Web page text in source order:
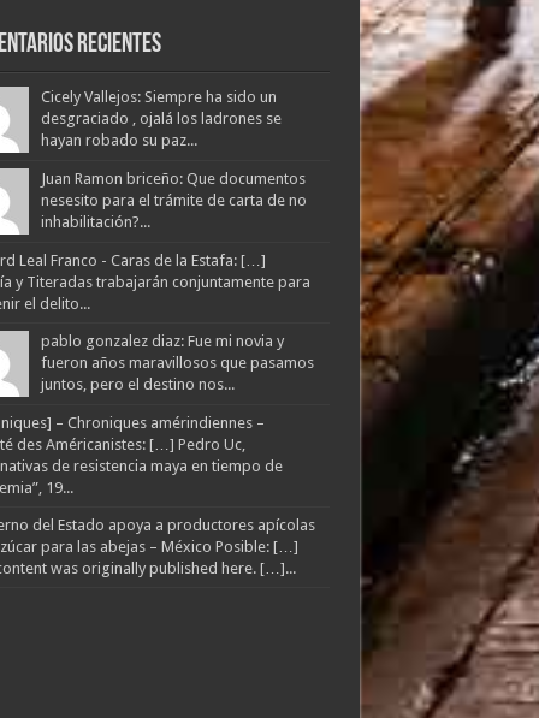
Recientes
Cicely Vallejos: Siempre ha sido un
desgraciado , ojalá los ladrones se
hayan robado su paz...
Juan Ramon briceño: Que documentos
nesesito para el trámite de carta de no
inhabilitación?...
Leal Franco - Caras de la Estafa: […]
y Titeradas trabajarán conjuntamente para
el delito...
pablo gonzalez diaz: Fue mi novia y
fueron años maravillosos que pasamos
juntos, pero el destino nos...
– Chroniques amérindiennes –
des Américanistes: […] Pedro Uc,
de resistencia maya en tiempo de
19...
del Estado apoya a productores apícolas
para las abejas – México Posible: […]
was originally published here. […]...